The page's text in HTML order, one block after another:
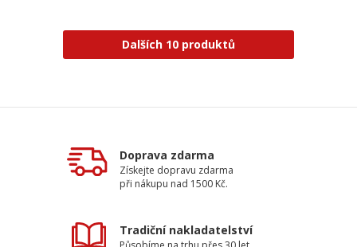
Dalších 10 produktů
Doprava zdarma
Získejte dopravu zdarma
při nákupu nad 1500 Kč.
Tradiční nakladatelství